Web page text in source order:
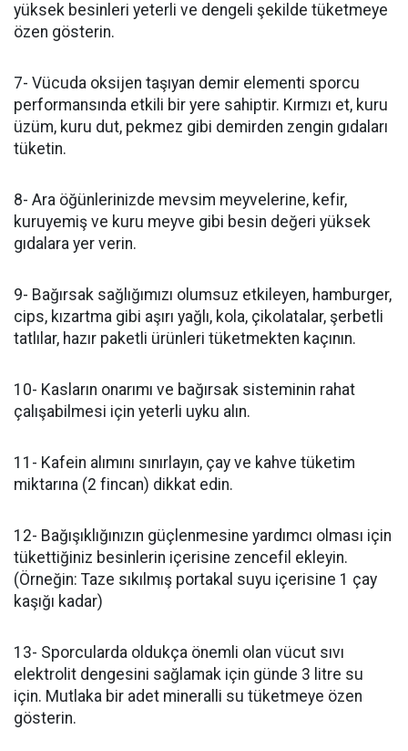
yüksek besinleri yeterli ve dengeli şekilde tüketmeye
özen gösterin.
7- Vücuda oksijen taşıyan demir elementi sporcu
performansında etkili bir yere sahiptir. Kırmızı et, kuru
üzüm, kuru dut, pekmez gibi demirden zengin gıdaları
tüketin.
8- Ara öğünlerinizde mevsim meyvelerine, kefir,
kuruyemiş ve kuru meyve gibi besin değeri yüksek
gıdalara yer verin.
9- Bağırsak sağlığımızı olumsuz etkileyen, hamburger,
cips, kızartma gibi aşırı yağlı, kola, çikolatalar, şerbetli
tatlılar, hazır paketli ürünleri tüketmekten kaçının.
10- Kasların onarımı ve bağırsak sisteminin rahat
çalışabilmesi için yeterli uyku alın.
11- Kafein alımını sınırlayın, çay ve kahve tüketim
miktarına (2 fincan) dikkat edin.
12- Bağışıklığınızın güçlenmesine yardımcı olması için
tükettiğiniz besinlerin içerisine zencefil ekleyin.
(Örneğin: Taze sıkılmış portakal suyu içerisine 1 çay
kaşığı kadar)
13- Sporcularda oldukça önemli olan vücut sıvı
elektrolit dengesini sağlamak için günde 3 litre su
için. Mutlaka bir adet mineralli su tüketmeye özen
gösterin.